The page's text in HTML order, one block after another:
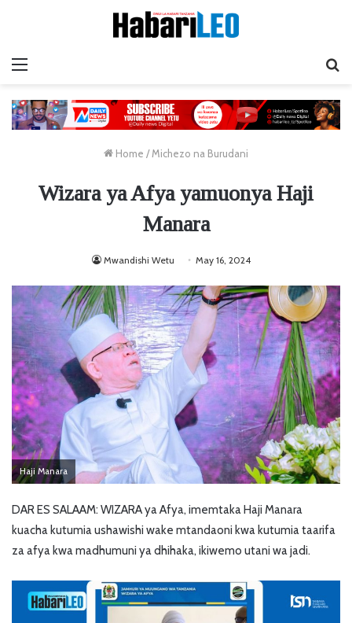
Home /Michezo na Burudani
Wizara ya Afya yamuonya Haji
Manara
Mwandishi Wetu May 16, 2024
Haji Manara
DAR ES SALAAM: WIZARA ya Afya, imemtaka Haji Manara
kuacha kutumia ushawishi wake mtandaoni kwa kutumia taarifa
za afya kwa madhumuni ya dhihaka, ikiwemo utani wa jadi.